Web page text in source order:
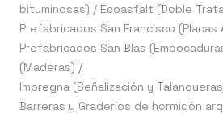
bituminosas) / Ecoasfalt (Doble
Prefabricados San Francisco (Placas
Prefabricados San Blas
(Maderas) /
Impregna (Señalización y
Barreras y Graderíos de hormigón